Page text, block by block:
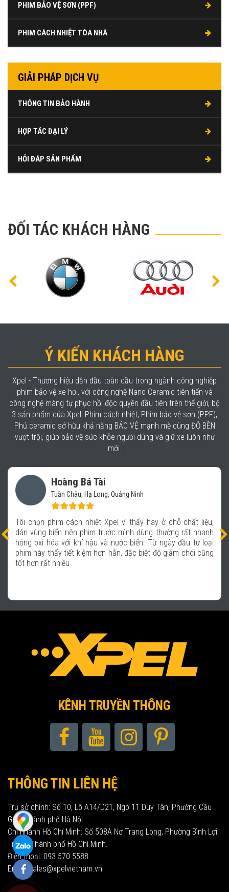
PHIM BẢO VỆ SƠN (PPF)
PHIM CÁCH NHIỆT TÒA NHÀ
GIẢI PHÁP DỊCH VỤ
THÔNG TIN BẢO HÀNH
HỢP TÁC ĐẠI LÝ
HỎI ĐÁP SẢN PHẨM
ĐỐI TÁC KHÁCH HÀNG
Ý KIẾN KHÁCH HÀNG
Xpel - Thương hiệu dẫn đầu toàn cầu trong ngành công nghiệp
phim bảo vệ xe hơi, với công nghệ Nano Ceramic tiên tiến và
công nghệ màng tự phục hồi độc quyền đầu tiên trên thế giới, bộ
3 sản phẩm của Xpel: Phim cách nhiệt, Phim bảo vệ sơn (PPF),
Phủ ceramic sở hữu khả năng BẢO VỆ mạnh mẽ cùng ĐỘ BỀN
vượt trội, giúp bảo vệ sức khỏe người dùng và giữ xe luôn như
mới.
liệu,
nhanh
tư loại
cũng
Vũ Mạnh Báu
Hệ thống chăm sóc xe- Auto 365 Quảng Ninh
Xpel là thương hiệu được nhiều người trong giới
tôi rất tự hào khi được kết hợp với Xpel để mang
sản phẩm chất lượng, giúp các khách hàng
dịch vụ tại hệ thống Auto 365 hoàn toàn an
bảo vệ an toàn trên mọi hành trình với chiếc xe
KÊNH TRUYỀN THÔNG
THÔNG TIN LIÊN HỆ
Trụ sở chính: Số 10, Lô A14/D21, Ngõ 11 Duy Tân, Phường Cầu
Giấy, Thành phố Hà Nội.
Chi nhánh Hồ Chí Minh: Số 508A Nơ Trang Long, Phường Bình Lợi
Trung, Thành phố Hồ Chí Minh.
Điện thoại: 093 570 5588
Email: sales@xpelvietnam.vn